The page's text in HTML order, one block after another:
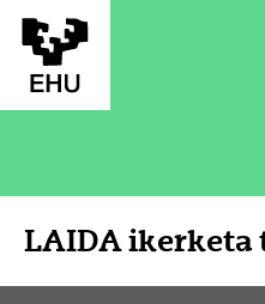
Eduki nagusira joan
LAIDA ikerketa